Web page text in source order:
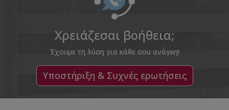
Χρειάζεσαι βοήθεια;
Έχουμε τη λύση για κάθε σου ανάγκη!
Υποστήριξη & Συχνές ερωτήσεις